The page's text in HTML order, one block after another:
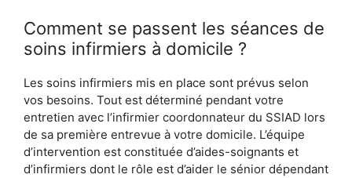
Comment se passent les séances de
soins infirmiers à domicile ?
Les soins infirmiers mis en place sont prévus selon
vos besoins. Tout est déterminé pendant votre
entretien avec l’infirmier coordonnateur du SSIAD lors
de sa première entrevue à votre domicile. L’équipe
d’intervention est constituée d’aides-soignants et
d’infirmiers dont le rôle est d’aider le sénior dépendant